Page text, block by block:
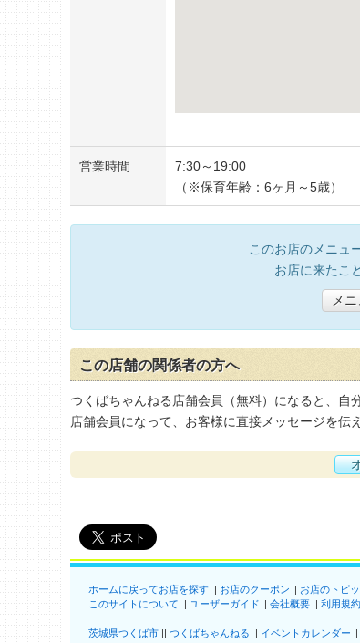
営業時間
7:30～19:00
（※保育年齢：6ヶ月～5歳）
このお店のメニュ
お店に来たこ
メ
この店舗の関係者の方へ
つくばちゃんねる店舗会員（無料）になると、自
店舗会員になって、お客様に直接メッセージを伝
ホームに戻ってお店を探す お店のクーポン お店のトピ
このサイトについて
ユーザーガイド 会社概要 利用規約
茨城県つくば市 つくばちゃんねる イベントカレンダー